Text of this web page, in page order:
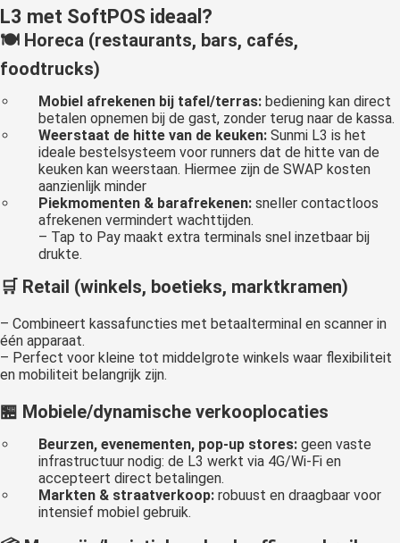
L3 met SoftPOS ideaal?
🍽️ Horeca (restaurants, bars, cafés,
foodtrucks)
Mobiel afrekenen bij tafel/terras: bediening kan direct
betalen opnemen bij de gast, zonder terug naar de kassa.
Weerstaat de hitte van de keuken:Sunmi L3 is het
ideale bestelsysteem voor runners dat de hitte van de
keuken kan weerstaan. Hiermee zijn de SWAP kosten
aanzienlijk minder
Piekmomenten & barafrekenen: sneller contactloos
afrekenen vermindert wachttijden.
– Tap to Pay maakt extra terminals snel inzetbaar bij
drukte.
🛒 Retail (winkels, boetieks, marktkramen)
– Combineert kassafuncties met betaalterminal en scanner in
één apparaat.
– Perfect voor kleine tot middelgrote winkels waar flexibiliteit
en mobiliteit belangrijk zijn.
🏪 Mobiele/dynamische verkooplocaties
Beurzen, evenementen, pop-up stores: geen vaste
infrastructuur nodig: de L3 werkt via 4G/Wi-Fi en
accepteert direct betalingen.
Markten & straatverkoop: robuust en draagbaar voor
intensief mobiel gebruik.